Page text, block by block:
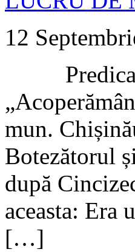
12
Predica
mun.
Botezătorul
după
aceasta: Era
[…]